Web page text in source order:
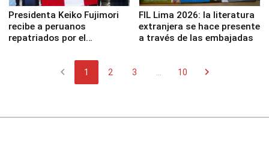
Presidenta Keiko Fujimori
recibe a peruanos
repatriados por el
FIL Lima 2026: la literatura
extranjera se hace presente
a través de las embajadas
chevron_left 1 2 3 10 chevron_right